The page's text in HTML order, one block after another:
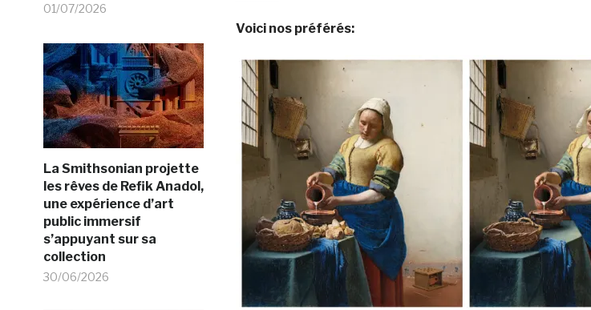
01/07/2026
La Smithsonian projette
les rêves de Refik Anadol,
une expérience d’art
public immersif
s’appuyant sur sa
collection
30/06/2026
Voici nos préférés: